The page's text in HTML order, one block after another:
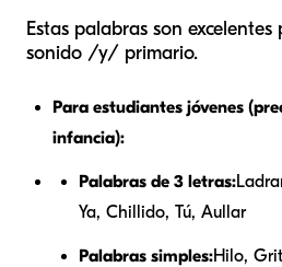
Estas palabras son
sonido /y/ primario.
Para estudiantes jóvenes
infancia):
Palabras de 3 letras:
Ya, Chillido, Tú, Aullar
Palabras simples:Hilo,